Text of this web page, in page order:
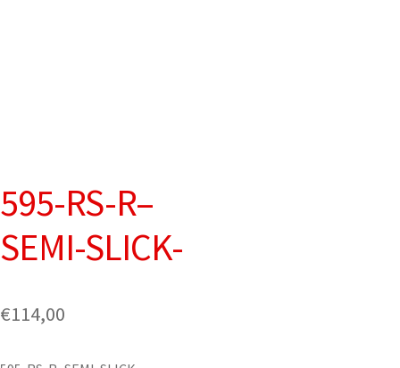
595-RS-R–
SEMI-SLICK-
€114,00